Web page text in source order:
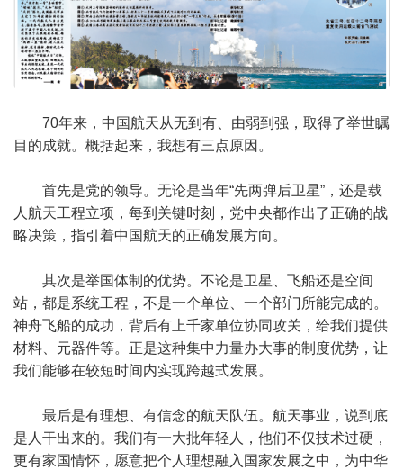
70年来，中国航天从无到有、由弱到强，取得了举世瞩
目的成就。概括起来，我想有三点原因。
首先是党的领导。无论是当年“先两弹后卫星”，还是载
人航天工程立项，每到关键时刻，党中央都作出了正确的战
略决策，指引着中国航天的正确发展方向。
其次是举国体制的优势。不论是卫星、飞船还是空间
站，都是系统工程，不是一个单位、一个部门所能完成的。
神舟飞船的成功，背后有上千家单位协同攻关，给我们提供
材料、元器件等。正是这种集中力量办大事的制度优势，让
我们能够在较短时间内实现跨越式发展。
最后是有理想、有信念的航天队伍。航天事业，说到底
是人干出来的。我们有一大批年轻人，他们不仅技术过硬，
更有家国情怀，愿意把个人理想融入国家发展之中，为中华